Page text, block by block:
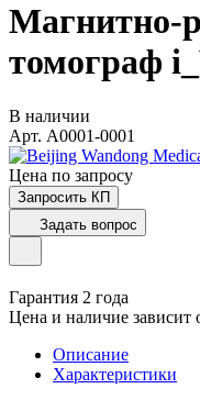
Магнитно-
томограф
В наличии
Арт. A0001-0001
Цена по запросу
Запросить КП
Задать вопрос
Гарантия 2 года
Цена и наличие зависит
Описание
Характеристики